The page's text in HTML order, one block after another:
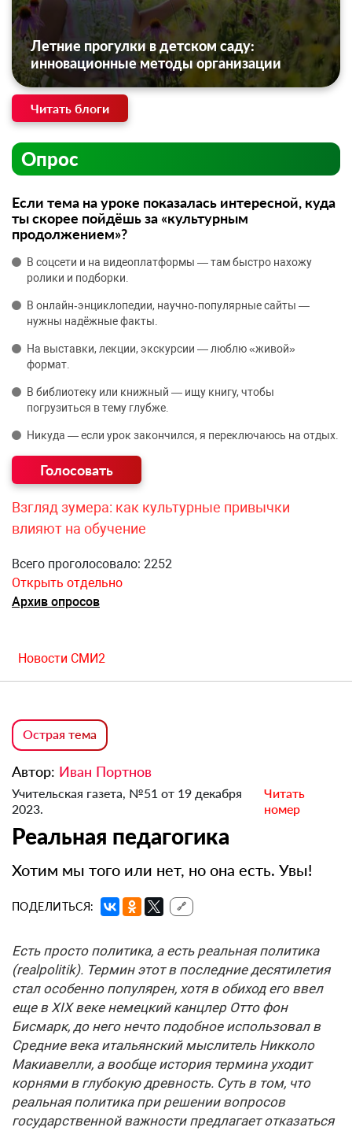
Летние прогулки в детском саду:
инновационные методы организации
Читать блоги
Опрос
Если тема на уроке показалась интересной, куда
ты скорее пойдёшь за «культурным
продолжением»?
В соцсети и на видеоплатформы — там быстро нахожу
ролики и подборки.
В онлайн‑энциклопедии, научно‑популярные сайты —
нужны надёжные факты.
На выставки, лекции, экскурсии — люблю «живой»
формат.
В библиотеку или книжный — ищу книгу, чтобы
погрузиться в тему глубже.
Никуда — если урок закончился, я переключаюсь на отдых.
Взгляд зумера: как культурные привычки
влияют на обучение
Всего проголосовало: 2252
Открыть отдельно
Архив опросов
Новости СМИ2
Острая тема
Автор: Иван Портнов
Учительская газета, №51 от 19 декабря
2023.
Читать
номер
Реальная педагогика
Хотим мы того или нет, но она есть. Увы!
ПОДЕЛИТЬСЯ: 🔗
Есть просто политика, а есть реальная политика
(realpolitik). Термин этот в последние десятилетия
стал особенно популярен, хотя в обиход его ввел
еще в XIX веке немецкий канцлер Отто фон
Бисмарк, до него нечто подобное использовал в
Средние века итальянский мыслитель Никколо
Макиавелли, а вообще история термина уходит
корнями в глубокую древность. Суть в том, что
реальная политика при решении вопросов
государственной важности предлагает отказаться